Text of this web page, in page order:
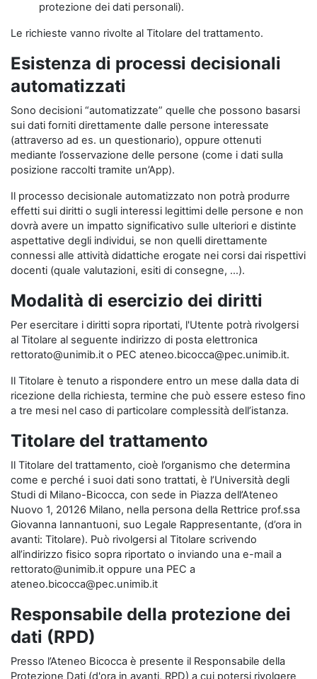
protezione dei dati personali).
Le richieste vanno rivolte al Titolare del trattamento.
Esistenza di processi decisionali
automatizzati
Sono decisioni “automatizzate” quelle che possono basarsi
sui dati forniti direttamente dalle persone interessate
(attraverso ad es. un questionario), oppure ottenuti
mediante l’osservazione delle persone (come i dati sulla
posizione raccolti tramite un’App).
Il processo decisionale automatizzato non potrà produrre
effetti sui diritti o sugli interessi legittimi delle persone e non
dovrà avere un impatto significativo sulle ulteriori e distinte
aspettative degli individui, se non quelli direttamente
connessi alle attività didattiche erogate nei corsi dai rispettivi
docenti (quale valutazioni, esiti di consegne, …).
Modalità di esercizio dei diritti
Per esercitare i diritti sopra riportati, l'Utente potrà rivolgersi
al Titolare al seguente indirizzo di posta elettronica
rettorato@unimib.it o PEC ateneo.bicocca@pec.unimib.it.
Il Titolare è tenuto a rispondere entro un mese dalla data di
ricezione della richiesta, termine che può essere esteso fino
a tre mesi nel caso di particolare complessità dell’istanza.
Titolare del trattamento
Il Titolare del trattamento, cioè l’organismo che determina
come e perché i suoi dati sono trattati, è l’Università degli
Studi di Milano-Bicocca, con sede in Piazza dell’Ateneo
Nuovo 1, 20126 Milano, nella persona della Rettrice prof.ssa
Giovanna Iannantuoni, suo Legale Rappresentante, (d’ora in
avanti: Titolare). Può rivolgersi al Titolare scrivendo
all’indirizzo fisico sopra riportato o inviando una e-mail a
rettorato@unimib.it oppure una PEC a
ateneo.bicocca@pec.unimib.it
Responsabile della protezione dei
dati (RPD)
Presso l’Ateneo Bicocca è presente il Responsabile della
Protezione Dati (d'ora in avanti, RPD) a cui potersi rivolgere